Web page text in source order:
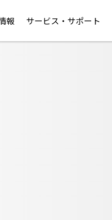
報 サービス・サポート